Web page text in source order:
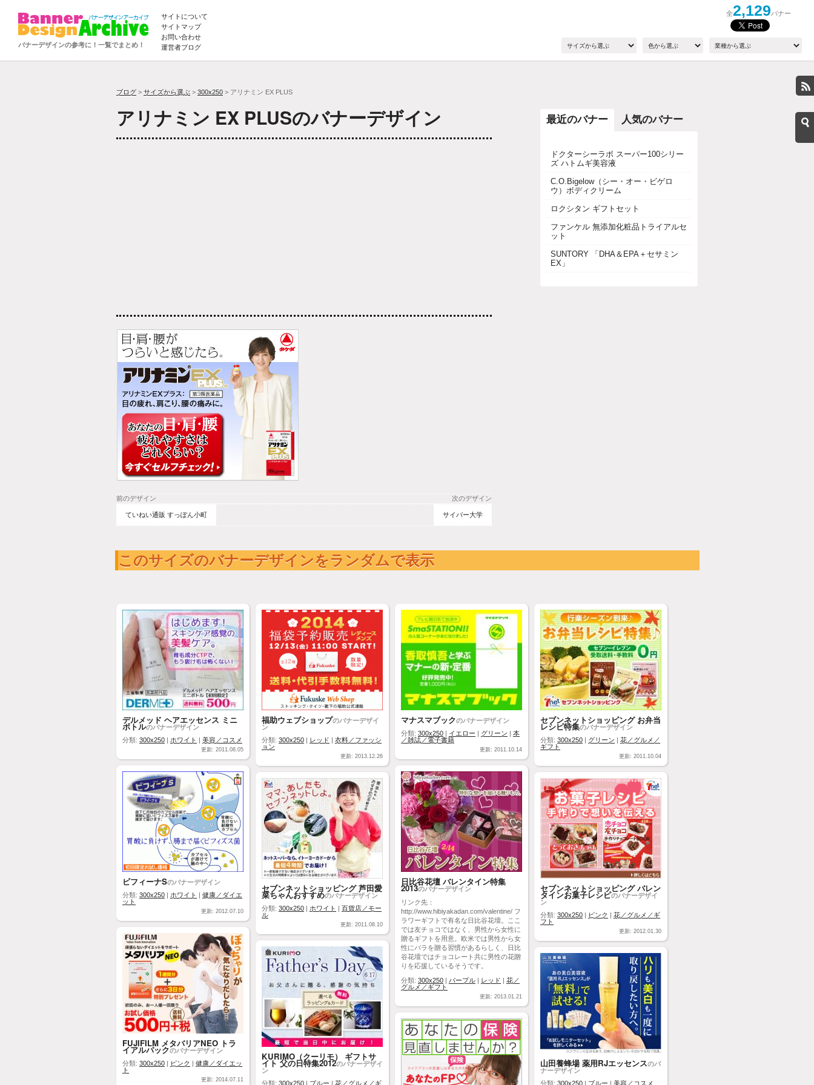
バナーデザインの参考に！一覧でまとめ！
サイトについて
サイトマップ
お問い合わせ
運営者ブログ
全2,129バナー
ブログ > サイズから選ぶ > 300x250 > アリナミン EX PLUS
アリナミン EX PLUSのバナーデザイン
前のデザイン 次のデザイン
ていねい通販 すっぽん小町 サイバー大学
最近のバナー 人気のバナー
ドクターシーラボ スーパー100シリー
ズ ハトムギ美容液
C.O.Bigelow（シー・オー・ビゲロ
ウ）ボディクリーム
ロクシタン ギフトセット
ファンケル 無添加化粧品トライアルセ
ット
SUNTORY 「DHA＆EPA＋セサミン
EX」
このサイズのバナーデザインをランダムで表示
デルメッド ヘアエッセンス ミニ
ボトルのバナーデザイン
分類: 300x250 | ホワイト | 美容／コスメ
更新: 2011.08.05
福助ウェブショップのバナーデザイ
ン
分類: 300x250 | レッド | 衣料／ファッシ
ョン
更新: 2013.12.26
マナスマブックのバナーデザイン
分類: 300x250 | イエロー | グリーン | 本
／雑誌／電子書籍
更新: 2011.10.14
セブンネットショッピング お弁当
レシピ特集のバナーデザイン
分類: 300x250 | グリーン | 花／グルメ／
ギフト
更新: 2011.10.04
ビフィーナSのバナーデザイン
分類: 300x250 | ホワイト | 健康／ダイエ
ット
更新: 2012.07.10
日比谷花壇 バレンタイン特集
2013のバナーデザイン
リンク先：
http://www.hibiyakadan.com/valentine/ フ
ラワーギフトで有名な日比谷花壇。ここ
では友チョコではなく、男性から女性に
贈るギフトを用意。欧米では男性から女
性にバラを贈る習慣があるらしく、日比
谷花壇ではチョコレート共に男性の花贈
りを応援しているそうです。
分類: 300x250 | パープル | レッド | 花／
グルメ／ギフト
更新: 2013.01.21
セブンネットショッピング 芦田愛
菜ちゃんおすすめのバナーデザイン
分類: 300x250 | ホワイト | 百貨店／モー
ル
更新: 2011.08.10
セブンネットショッピング バレン
タインお菓子レシピのバナーデザイ
ン
分類: 300x250 | ピンク | 花／グルメ／ギ
フト
更新: 2012.01.30
FUJIFILM メタバリアNEO トラ
イアルパックのバナーデザイン
分類: 300x250 | ピンク | 健康／ダイエッ
ト
更新: 2014.07.11
KURIMO（クーリモ） ギフトサ
イト 父の日特集2012のバナーデザイ
ン
分類: 300x250 | ブルー | 花／グルメ／ギ
山田養蜂場 薬用RJエッセンスのバ
ナーデザイン
分類: 300x250 | ブルー | 美容／コスメ